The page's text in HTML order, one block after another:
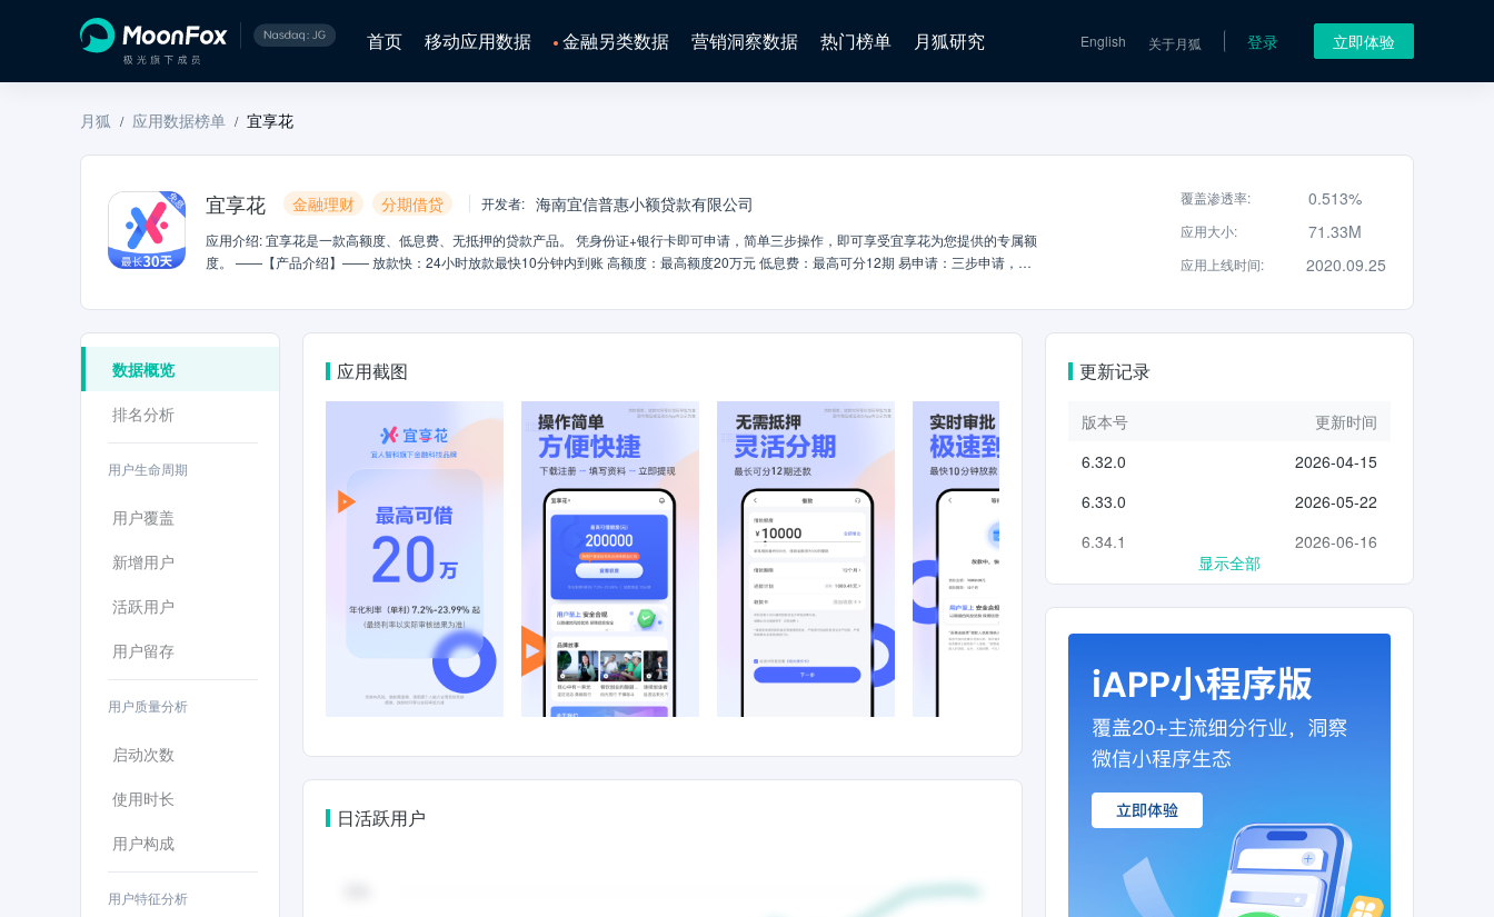
首页 移动应用数据 金融另类数据 营销洞察数据 热门榜单 月狐研究 English 关于月狐 登录 立即体验
月狐 / 应用数据榜单 / 宜享花
宜享花 金融理财 分期借贷 开发者: 海南宜信普惠小额贷款有限公司
应用介绍:宜享花是一款高额度、低息费、无抵押的贷款产品。 凭身份证+银行卡即可申请，简单三步操作，即可享受宜享花为您提供的专属额
度。 ——【产品介绍】—— 放款快：24小时放款最快10分钟内到账 高额度：最高额度20万元 低息费：最高可分12期 易申请：三步申请，随
同人群的需求 综合年化资金成本低，最高分期12期，降低还款压力 持续使用，信用提升，费率降低，额度提升 ——【联系我们】—— 客服电
时还款，勿过多举债。 2、宜享花APP仅此一个，下载时请谨慎确认，严防诈骗3、年化利率区间（单利）7.2%-23.99%
覆盖渗透率: 0.513%
应用大小: 71.33M
应用上线时间: 2020.09.25
数据概览
排名分析
用户生命周期
用户覆盖
新增用户
活跃用户
用户留存
用户质量分析
启动次数
使用时长
用户构成
用户特征分析
应用截图
日活跃用户
更新记录
版本号
更新时间
6.32.0
2026-04-15
6.33.0
2026-05-22
6.34.1
2026-06-16
显示全部